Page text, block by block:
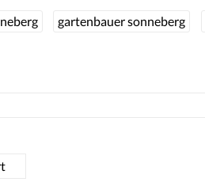
gartenbauer sonneberg